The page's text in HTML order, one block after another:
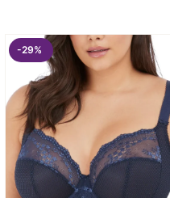
-29%